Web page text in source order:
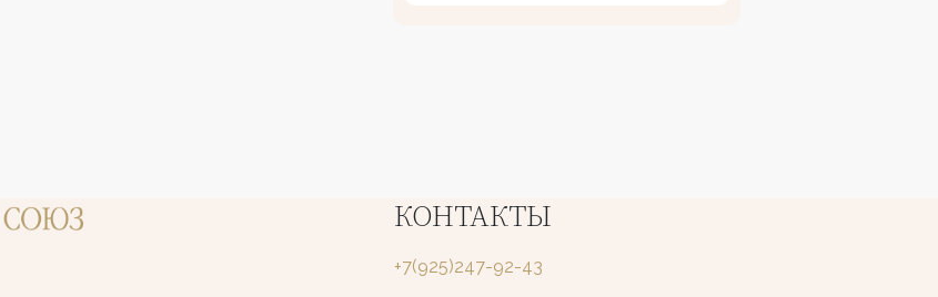
КОНТАКТЫ
+7(925)247-92-43